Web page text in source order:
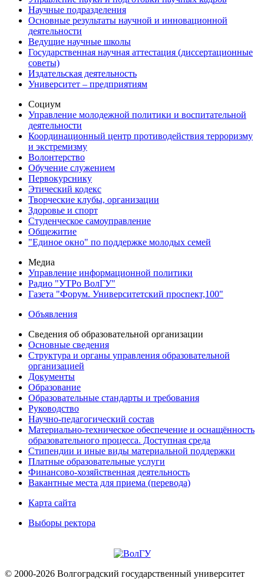
Научные подразделения
Основные результаты научной и инновационной
деятельности
Ведущие научные школы
Государственная научная аттестация (диссертационные
советы)
Издательская деятельность
Университет – предприятиям
Социум
Управление молодежной политики и воспитательной
деятельности
Координационный центр противодействия терроризму
и экстремизму
Волонтерство
Обучение служением
Первокурснику
Этический кодекс
Творческие клубы, организации
Здоровье и спорт
Студенческое самоуправление
Общежитие
"Единое окно" по поддержке молодых семей
Медиа
Управление информационной политики
Радио "УТРо ВолГУ"
Газета "Форум. Университетский проспект,100"
Объявления
Сведения об образовательной организации
Основные сведения
Структура и органы управления образовательной
организацией
Документы
Образование
Образовательные стандарты и требования
Руководство
Научно-педагогический состав
Материально-техническое обеспечение и оснащённость
образовательного процесса. Доступная среда
Стипендии и иные виды материальной поддержки
Платные образовательные услуги
Финансово-хозяйственная деятельность
Вакантные места для приема (перевода)
Карта сайта
Выборы ректора
© 2000-2026 Волгоградский государственный университет